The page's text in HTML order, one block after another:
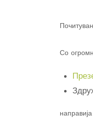
Со